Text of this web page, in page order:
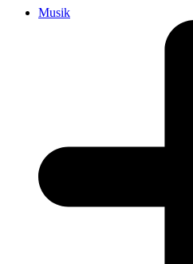
Musik